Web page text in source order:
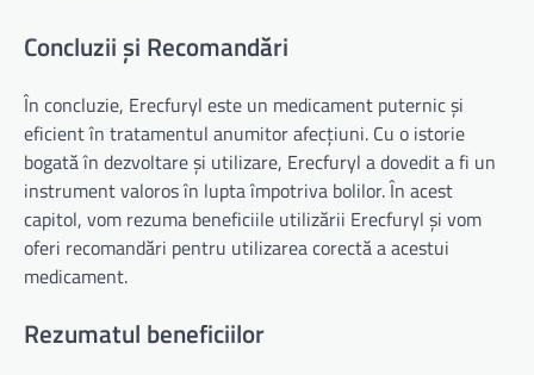
Concluzii și Recomandări
În concluzie, Erecfuryl este un medicament puternic și
eficient în tratamentul anumitor afecțiuni. Cu o istorie
bogată în dezvoltare și utilizare, Erecfuryl a dovedit a fi un
instrument valoros în lupta împotriva bolilor. În acest
capitol, vom rezuma beneficiile utilizării Erecfuryl și vom
oferi recomandări pentru utilizarea corectă a acestui
medicament.
Rezumatul beneficiilor